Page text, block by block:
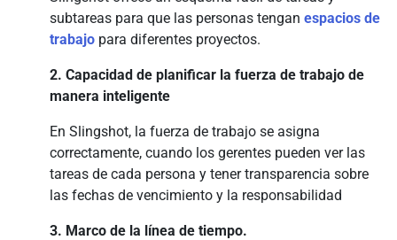
subtareas para que las personas tengan espacios de
trabajo para diferentes proyectos.
2. Capacidad de planificar la fuerza de trabajo de
manera inteligente
En Slingshot, la fuerza de trabajo se asigna
correctamente, cuando los gerentes pueden ver las
tareas de cada persona y tener transparencia sobre
las fechas de vencimiento y la responsabilidad
3. Marco de la línea de tiempo.